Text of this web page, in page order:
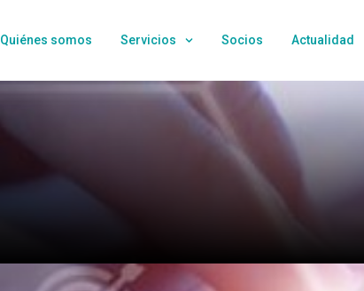
Quiénes somos Servicios Socios Actualidad